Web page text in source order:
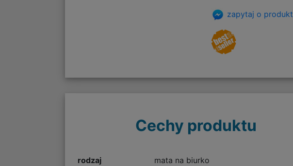
zapytaj o produkt
Cechy produktu
rodzaj mata na biurko